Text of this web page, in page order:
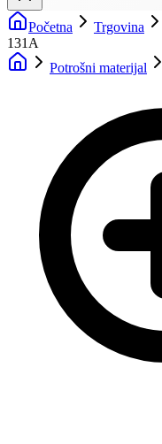
Početna Trgovina
131A
Potrošni materijal